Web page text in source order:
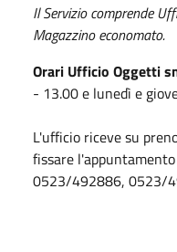
Il Servizio comprende
Magazzino economato.
Orari Ufficio Oggetti
- 13.00 e lunedì e
L'ufficio riceve su
fissare
0523/492886, 0523/